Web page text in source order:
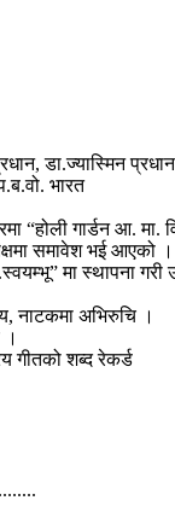
डा.ज्यास्मिन प्रधान
भारत
“होली गार्डन आ. मा.
समावेश भई आएको ।
मा स्थापना गरी
नाटकमा अभिरुचि ।
।
गीतको शब्द रेकर्ड